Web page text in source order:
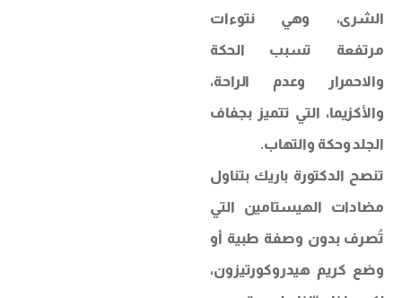
الشرى، وهي نتوءات
مرتفعة تسبب الحكة
والاحمرار وعدم الراحة،
والأكزيما، التي تتميز بجفاف
الجلد وحكة والتهاب.
تنصح الدكتورة باريك بتناول
مضادات الهيستامين التي
تُصرف بدون وصفة طبية أو
وضع كريم هيدروكورتيزون،